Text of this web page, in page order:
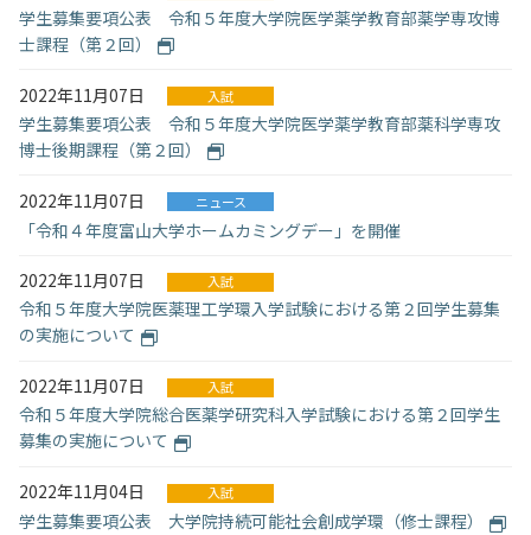
学生募集要項公表 令和５年度大学院医学薬学教育部薬学専攻博
士課程（第２回）
2022年11月07日 入試
学生募集要項公表 令和５年度大学院医学薬学教育部薬科学専攻
博士後期課程（第２回）
2022年11月07日 ニュース
「令和４年度富山大学ホームカミングデー」を開催
2022年11月07日 入試
令和５年度大学院医薬理工学環入学試験における第２回学生募集
の実施について
2022年11月07日 入試
令和５年度大学院総合医薬学研究科入学試験における第２回学生
募集の実施について
2022年11月04日 入試
学生募集要項公表 大学院持続可能社会創成学環（修士課程）